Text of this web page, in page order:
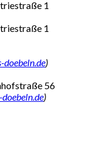
1
1
doebeln.de)
56
)